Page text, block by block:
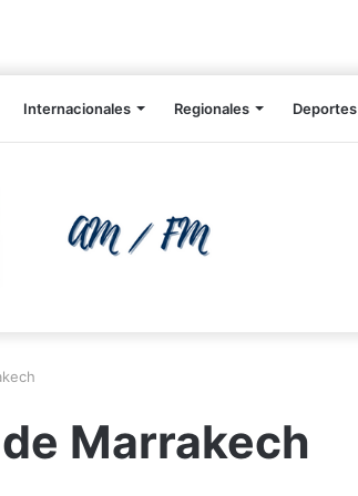
Internacionales Regionales Deportes
Marrakech